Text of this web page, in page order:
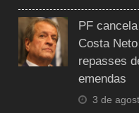
PF
Costa
repasses
emendas
3 de